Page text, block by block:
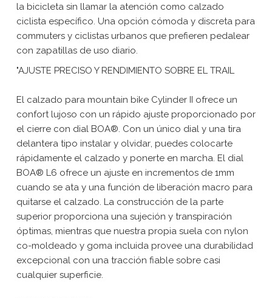
la bicicleta sin llamar la atención como calzado
ciclista específico. Una opción cómoda y discreta para
commuters y ciclistas urbanos que prefieren pedalear
con zapatillas de uso diario.
"AJUSTE PRECISO Y RENDIMIENTO SOBRE EL TRAIL
El calzado para mountain bike Cylinder II ofrece un
confort lujoso con un rápido ajuste proporcionado por
el cierre con dial BOA®. Con un único dial y una tira
delantera tipo instalar y olvidar, puedes colocarte
rápidamente el calzado y ponerte en marcha. El dial
BOA® L6 ofrece un ajuste en incrementos de 1mm
cuando se ata y una función de liberación macro para
quitarse el calzado. La construcción de la parte
superior proporciona una sujeción y transpiración
óptimas, mientras que nuestra propia suela con nylon
co-moldeado y goma incluida provee una durabilidad
excepcional con una tracción fiable sobre casi
cualquier superficie.